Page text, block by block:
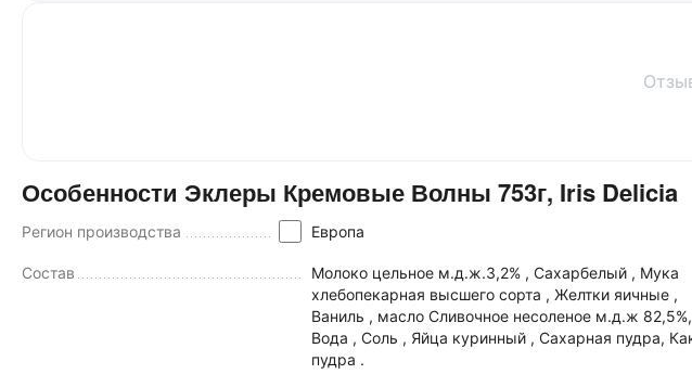
Особенности Эклеры Кремовые Волны 753г, Iris Delicia
Регион производства Европа
Состав
Молоко цельное м.д.ж.3,2% , Сахарбелый , Мука
хлебопекарная высшего сорта , Желтки яичные ,
Ваниль , масло Сливочное несоленое м.д.ж 82,5%,
Вода , Соль , Яйца куринный , Сахарная пудра, Какао
пудра .